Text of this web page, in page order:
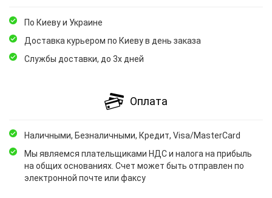
По Киеву и Украине
Доставка курьером по Киеву в день заказа
Службы доставки, до 3х дней
Оплата
Наличными, Безналичными, Кредит, Visa/MasterCard
Мы являемся плательщиками НДС и налога на прибыль
на общих основаниях. Счет может быть отправлен по
электронной почте или факсу